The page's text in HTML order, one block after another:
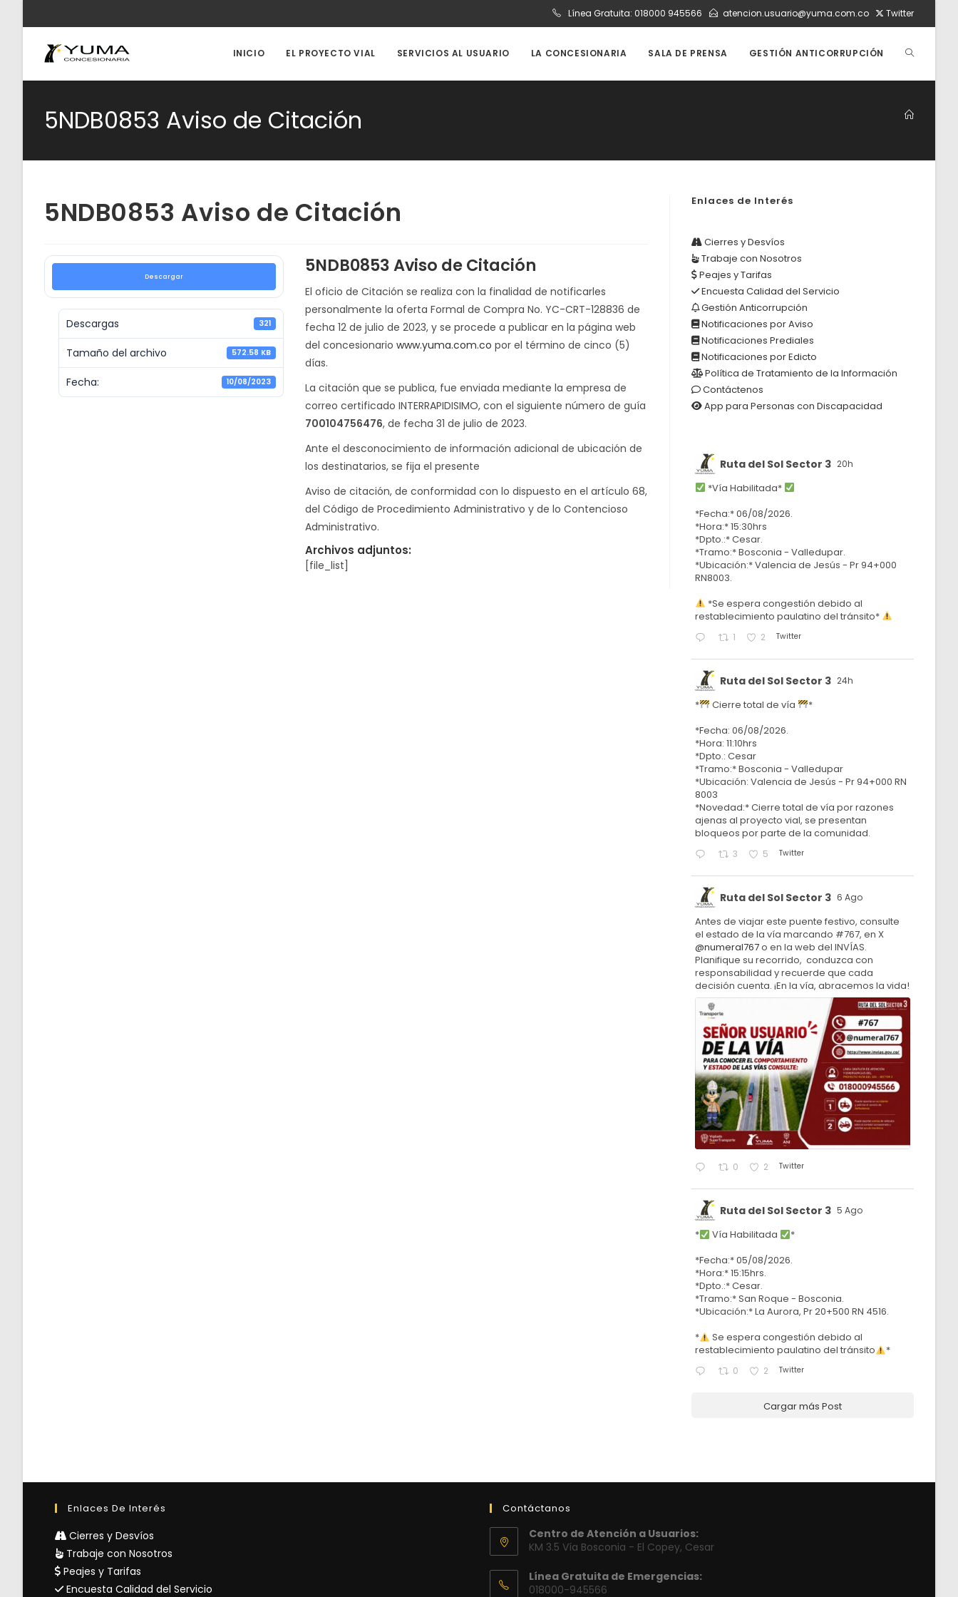
contenido
Línea Gratuita: 018000 945566 atencion.usuario@yuma.com.co Twitter
INICIO EL PROYECTO VIAL SERVICIOS AL USUARIO LA CONCESIONARIA SALA DE PRENSA GESTIÓN ANTICORRUPCIÓN ALTERNAR
BÚSQUEDA
DE
5NDB0853 Aviso de Citación
5NDB0853 Aviso de Citación
Descargar
Descargas 321
Tamaño del archivo 572.58 KB
Fecha: 10/08/2023
5NDB0853 Aviso de Citación
El oficio de Citación se realiza con la finalidad de notificarles
personalmente la oferta Formal de Compra No. YC-CRT-128836 de
fecha 12 de julio de 2023, y se procede a publicar en la página web
del concesionario www.yuma.com.co por el término de cinco (5)
días.
La citación que se publica, fue enviada mediante la empresa de
correo certificado INTERRAPIDISIMO, con el siguiente número de guía
700104756476, de fecha 31 de julio de 2023.
Ante el desconocimiento de información adicional de ubicación de
los destinatarios, se fija el presente
Aviso de citación, de conformidad con lo dispuesto en el artículo 68,
del Código de Procedimiento Administrativo y de lo Contencioso
Administrativo.
Archivos adjuntos:
[file_list]
Enlaces de Interés
Cierres y Desvíos
Trabaje con Nosotros
Peajes y Tarifas
Encuesta Calidad del Servicio
Gestión Anticorrupción
Notificaciones por Aviso
Notificaciones Prediales
Notificaciones por Edicto
Política de Tratamiento de la Información
Contáctenos
App para Personas con Discapacidad
Ruta del Sol Sector 3 20h
*Vía Habilitada*
*Fecha:* 06/08/2026.
*Hora:* 15:30hrs
*Dpto.:* Cesar.
*Tramo:* Bosconia - Valledupar.
*Ubicación:* Valencia de Jesús - Pr 94+000
RN8003.
*Se espera congestión debido al
restablecimiento paulatino del tránsito*
1 2 Twitter
Ruta del Sol Sector 3 24h
* Cierre total de vía
*
*Fecha: 06/08/2026.
*Hora: 11:10hrs
*Dpto.: Cesar
*Tramo:* Bosconia - Valledupar
*Ubicación: Valencia de Jesús - Pr 94+000 RN
8003
*Novedad:* Cierre total de vía por razones
ajenas al proyecto vial, se presentan
bloqueos por parte de la comunidad.
3 5 Twitter
Ruta del Sol Sector 3 6 Ago
Antes de viajar este puente festivo, consulte
el estado de la vía marcando #767, en X
@numeral767o en la web del INVÍAS.
Planifique su recorrido, conduzca con
responsabilidad y recuerde que cada
decisión cuenta. ¡En la vía, abracemos la vida!
0 2 Twitter
Ruta del Sol Sector 3 5 Ago
* Vía Habilitada
*
*Fecha:* 05/08/2026.
*Hora:* 15:15hrs.
*Dpto.:* Cesar.
*Tramo:* San Roque - Bosconia.
*Ubicación:* La Aurora, Pr 20+500 RN 4516.
*
Se espera congestión debido al
restablecimiento paulatino del tránsito
*
0 2 Twitter
Cargar más Post
Enlaces De Interés
Cierres y Desvíos
Trabaje con Nosotros
Peajes y Tarifas
Encuesta Calidad del Servicio
Contáctanos
Centro de Atención a Usuarios:
KM 3.5 Vía Bosconia - El Copey, Cesar
Línea Gratuita de Emergencias:
018000-945566